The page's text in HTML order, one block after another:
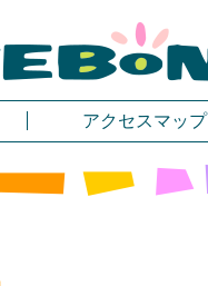
アクセスマップ